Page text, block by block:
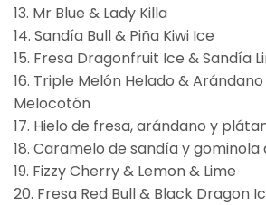
13. Mr Blue & Lady Killa
14. Sandía Bull & Piña Kiwi Ice
15. Fresa Dragonfruit Ice & Sandía
16. Triple Melón Helado &
Melocotón
17. Hielo de fresa, arándano y
18. Caramelo de sandía y gominola
19. Fizzy Cherry & Lemon & Lime
20. Fresa Red Bull & Black Dragon